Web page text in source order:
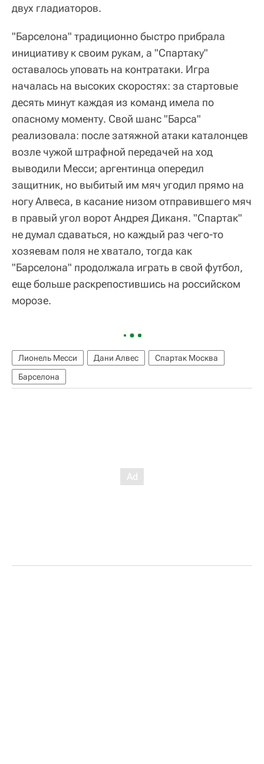
двух гладиаторов.
"Барселона" традиционно быстро прибрала
инициативу к своим рукам, а "Спартаку"
оставалось уповать на контратаки. Игра
началась на высоких скоростях: за стартовые
десять минут каждая из команд имела по
опасному моменту. Свой шанс "Барса"
реализовала: после затяжной атаки каталонцев
возле чужой штрафной передачей на ход
выводили Месси; аргентинца опередил
защитник, но выбитый им мяч угодил прямо на
ногу Алвеса, в касание низом отправившего мяч
в правый угол ворот Андрея Диканя. "Спартак"
не думал сдаваться, но каждый раз чего-то
хозяевам поля не хватало, тогда как
"Барселона" продолжала играть в свой футбол,
еще больше раскрепостившись на российском
морозе.
Лионель Месси Дани Алвес
Спартак Москва
Барселона